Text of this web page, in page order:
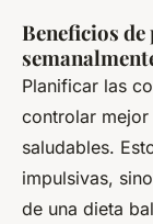
Beneficios
Planificar las
controlar
saludables.
impulsivas,
de una dieta